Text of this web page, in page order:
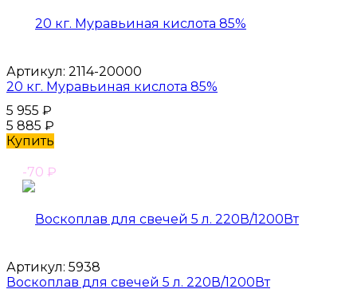
Артикул: 2114-20000
20 кг. Муравьиная кислота 85%
5 955 ₽
5 885 ₽
Купить
-70 ₽
Артикул: 5938
Воскоплав для свечей 5 л. 220В/1200Вт